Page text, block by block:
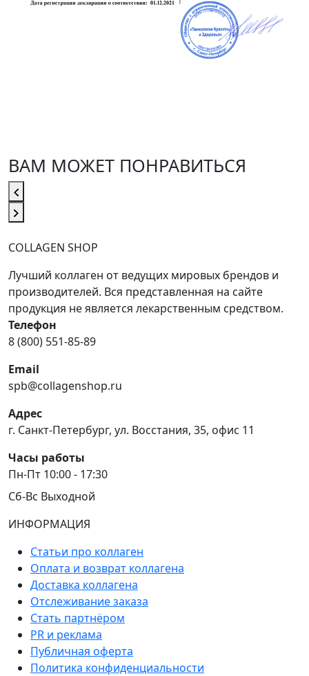
ВАМ МОЖЕТ ПОНРАВИТЬСЯ
COLLAGEN SHOP
Лучший коллаген от ведущих мировых брендов и
производителей. Вся представленная на сайте
продукция не является лекарственным средством.
Телефон
8 (800) 551-85-89
Email
spb@collagenshop.ru
Адрес
г. Санкт-Петербург, ул. Восстания, 35, офис 11
Часы работы
Пн-Пт 10:00 - 17:30
Сб-Вс Выходной
ИНФОРМАЦИЯ
Статьи про коллаген
Оплата и возврат коллагена
Доставка коллагена
Отслеживание заказа
Стать партнёром
PR и реклама
Публичная оферта
Политика конфиденциальности